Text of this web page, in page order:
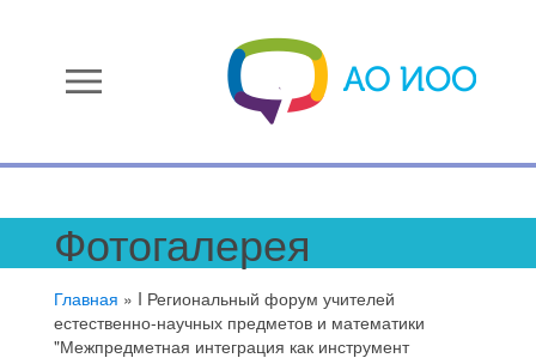
menu
Фотогалерея
Главная » I Региональный форум учителей
естественно-научных предметов и математики
"Межпредметная интеграция как инструмент